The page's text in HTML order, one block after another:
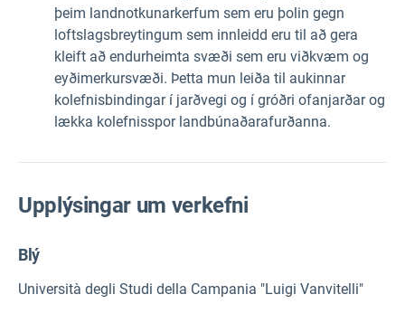
þeim landnotkunarkerfum sem eru þolin gegn
loftslagsbreytingum sem innleidd eru til að gera
kleift að endurheimta svæði sem eru viðkvæm og
eyðimerkursvæði. Þetta mun leiða til aukinnar
kolefnisbindingar í jarðvegi og í gróðri ofanjarðar og
lækka kolefnisspor landbúnaðarafurðanna.
Upplýsingar um verkefni
Blý
Università degli Studi della Campania "Luigi Vanvitelli"